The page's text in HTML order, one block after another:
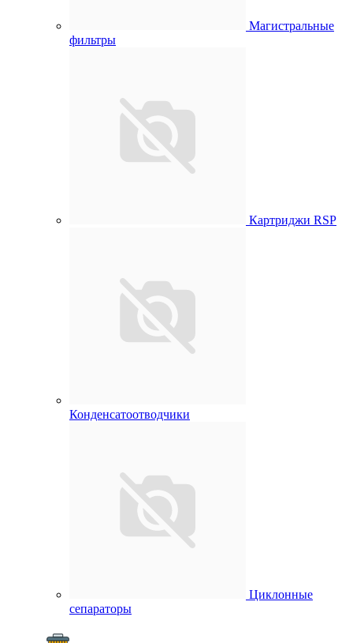
Магистральные
фильтры
Картриджи RSP
Конденсатоотводчики
Циклонные
сепараторы